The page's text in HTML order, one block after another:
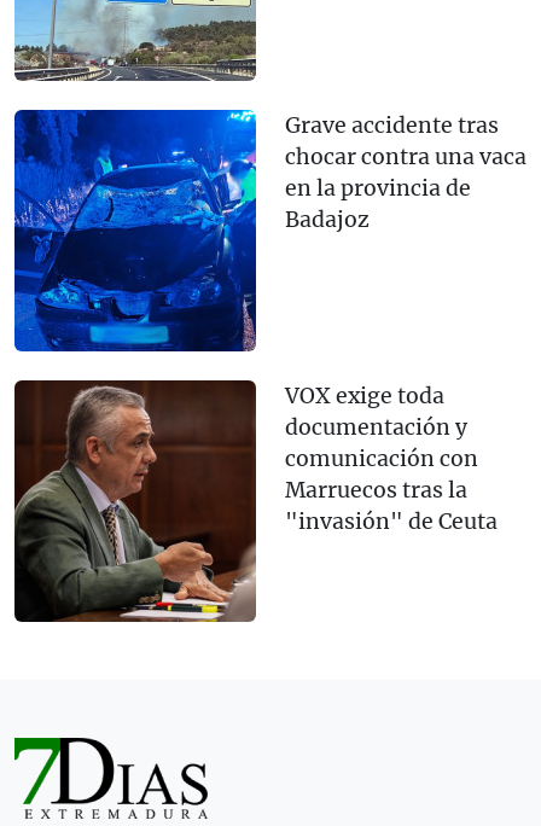
Grave accidente tras
chocar contra una vaca
en la provincia de
Badajoz
VOX exige toda
documentación y
comunicación con
Marruecos tras la
"invasión" de Ceuta